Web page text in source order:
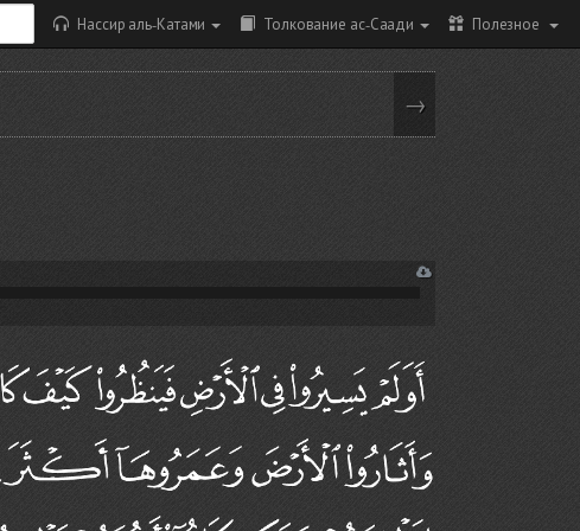
Нассир аль-Катами Толкование ас-Саади Полезное
→